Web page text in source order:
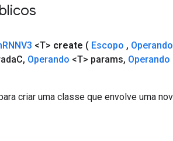
RNNV3 <T> create ( Escopo , Operando
C, Operando <T> params, Operando
criar uma classe que envolve uma